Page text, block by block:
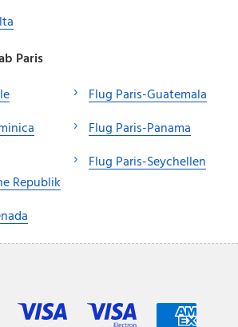
Paris
Republik
Flug Paris-Guatemala
Flug Paris-Panama
Flug Paris-Seychellen